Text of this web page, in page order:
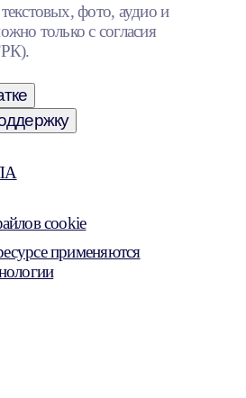
фото, аудио и
только с согласия
cookie
применяются